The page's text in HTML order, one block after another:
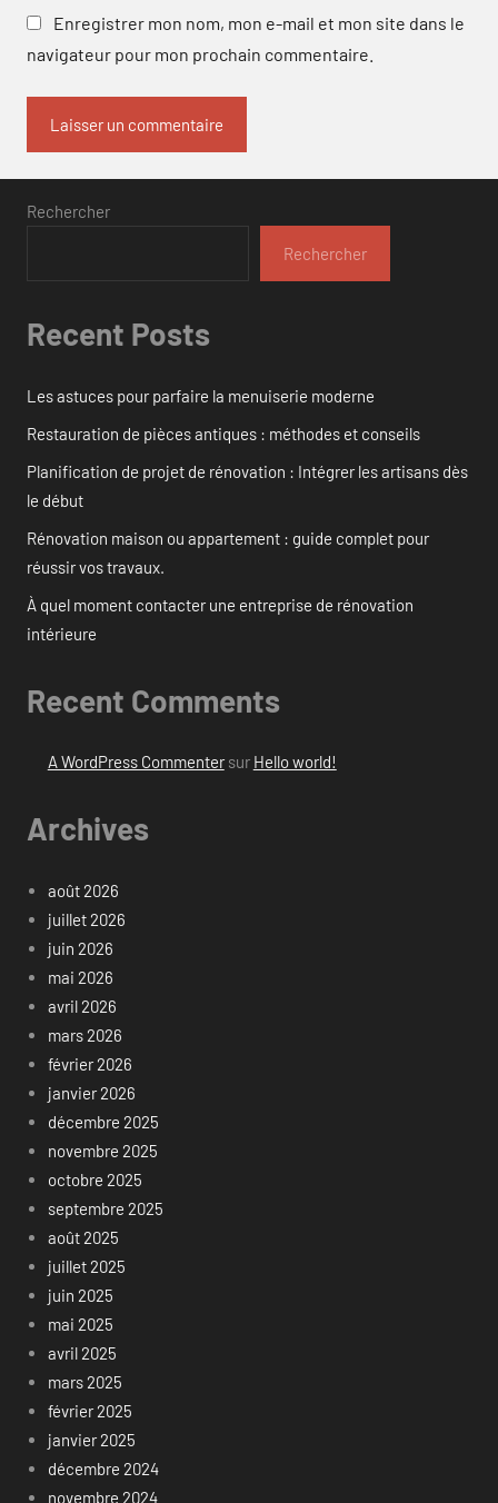
Enregistrer mon nom, mon e-mail et mon site dans le
navigateur pour mon prochain commentaire.
Rechercher
Rechercher
Recent Posts
Les astuces pour parfaire la menuiserie moderne
Restauration de pièces antiques : méthodes et conseils
Planification de projet de rénovation : Intégrer les artisans dès
le début
Rénovation maison ou appartement : guide complet pour
réussir vos travaux.
À quel moment contacter une entreprise de rénovation
intérieure
Recent Comments
A WordPress Commentersur Hello world!
Archives
août 2026
juillet 2026
juin 2026
mai 2026
avril 2026
mars 2026
février 2026
janvier 2026
décembre 2025
novembre 2025
octobre 2025
septembre 2025
août 2025
juillet 2025
juin 2025
mai 2025
avril 2025
mars 2025
février 2025
janvier 2025
décembre 2024
novembre 2024